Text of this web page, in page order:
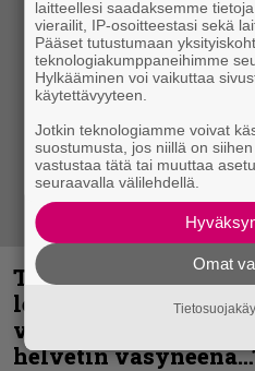
Thrash ’n’ roll -
levyjulkaisua
videolla – ”Oltiin
helvetin
laitteellesi saadaksemme
vierailit, IP-osoitteestasi sekä
Pääset tutustumaan
teknologiakumppaneihimme
Hylkääminen voi vaikuttaa
käytettävyyteen.
Jotkin teknologiamme voivat
suostumusta, jos niillä on
vastustaa tätä tai muuttaa
seuraavalla välilehdellä.
Omat